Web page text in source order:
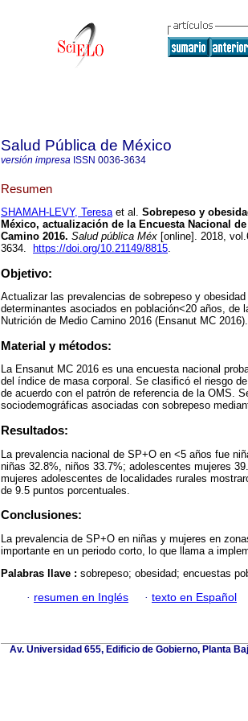
Salud Pública de México
versión impresa ISSN 0036-3634
Resumen
SHAMAH-LEVY, Teresaet al. Sobrepeso y
México, actualización de la Encuesta Nacional
Camino 2016. Salud pública Méx [online]. 2018,
3634.
https://doi.org/10.21149/8815.
Objetivo:
Actualizar las prevalencias de sobrepeso y
determinantes asociados en población<20 años, de
Nutrición de Medio Camino 2016 (Ensanut MC 2016).
Material y métodos:
La Ensanut MC 2016 es una encuesta nacional
del índice de masa corporal. Se clasificó el riesgo
de acuerdo con el patrón de referencia de la OMS.
sociodemográficas asociadas con sobrepeso
Resultados:
La prevalencia nacional de SP+O en <5 años fue
niñas 32.8%, niños 33.7%; adolescentes mujeres
mujeres adolescentes de localidades rurales
de 9.5 puntos porcentuales.
Conclusiones:
La prevalencia de SP+O en niñas y mujeres en
importante en un periodo corto, lo que llama a
Palabras llave : sobrepeso; obesidad; encuestas
· resumen en Inglés · texto en Español
Av. Universidad 655, Edificio de Gobierno, Planta